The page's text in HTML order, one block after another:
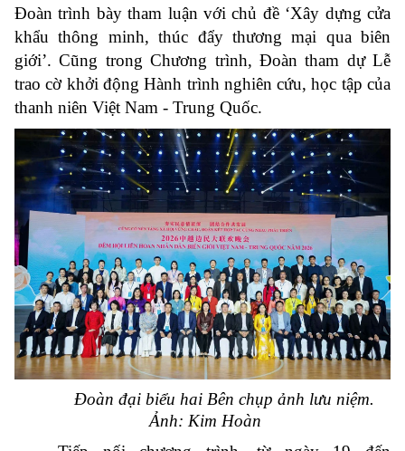
Đoàn trình bày tham luận với chủ đề ‘Xây dựng cửa
khẩu thông minh, thúc đẩy thương mại qua biên
giới’. Cũng trong Chương trình, Đoàn tham dự Lễ
trao cờ khởi động Hành trình nghiên cứu, học tập của
thanh niên Việt Nam - Trung Quốc.
Đoàn đại biểu hai Bên chụp ảnh lưu niệm.
Ảnh: Kim Hoàn